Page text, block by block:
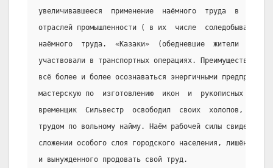
увеличивавшееся  применение  наёмного  труда  в
отраслей промышленности ( в их  числе
наёмного  труда.  «Казаки»  (обедневшие  жители
участвовали в транспортных операциях. Преимущество
всё более и более осознаваться энергичными
мастерскую по  изготовлению  икон  и  рукописных
временщик  Сильвестр  освободил  своих  холопов,
трудом по вольному найму. Наём рабочей силы
сложении особого слоя городского населения, лишённого
и вынужденного продовать свой труд.